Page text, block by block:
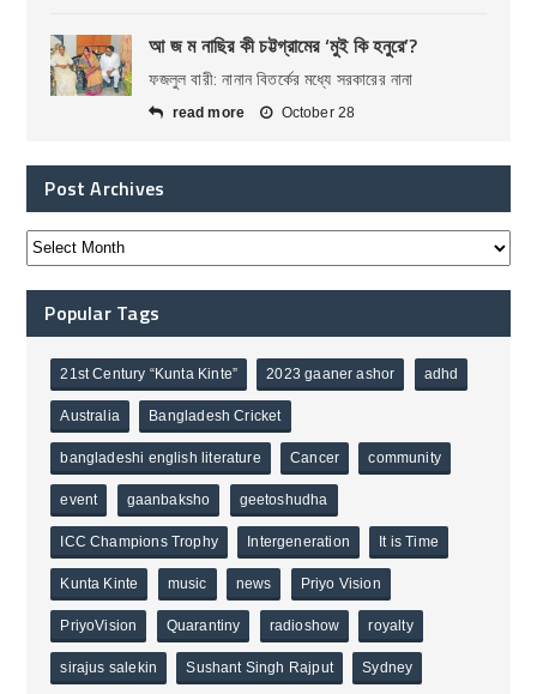
আ জ ম নাছির কী চট্টগ্রামের ‘মুই কি হনুরে’?
ফজলুল বারী: নানান বিতর্কের মধ্যে সরকারের নানা
read more October 28
Post Archives
Popular Tags
21st Century “Kunta Kinte” 2023 gaaner ashor adhd
Australia Bangladesh Cricket
bangladeshi english literature Cancer community
event gaanbaksho geetoshudha
ICC Champions Trophy Intergeneration It is Time
Kunta Kinte music news Priyo Vision
PriyoVision Quarantiny radioshow royalty
sirajus salekin Sushant Singh Rajput Sydney